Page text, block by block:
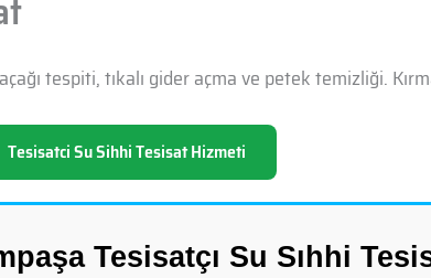
tespiti, tıkalı gider açma ve petek temizliği.
Tesisatci Su Sihhi Tesisat Hizmeti
Tesisatçı Su Sıhhi